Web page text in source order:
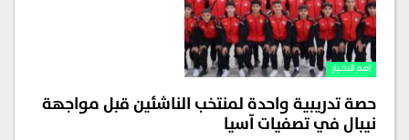
اهم الاخبار
حصة تدريبية واحدة لمنتخب الناشئين قبل مواجهة
نيبال في تصفيات آسيا